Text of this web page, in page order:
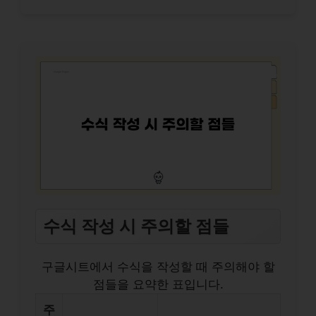
수식 작성 시 주의할 점들
구글시트에서 수식을 작성할 때 주의해야 할
점들을 요약한 표입니다.
주